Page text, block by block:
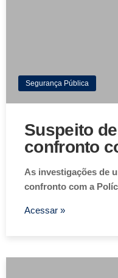
Segurança Pública
Suspeito
confronto
As investigações de
confronto com a
Acessar »